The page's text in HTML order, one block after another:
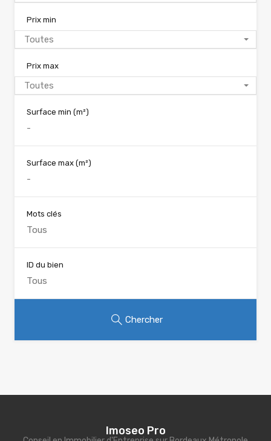
Prix min
Toutes
Prix max
Toutes
Surface min (m²)
Surface max (m²)
Mots clés
ID du bien
Chercher
Imoseo Pro